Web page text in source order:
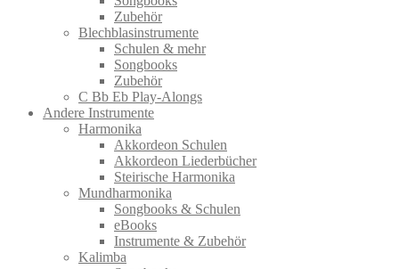
Zubehör
Blechblasinstrumente
Schulen & mehr
Songbooks
Zubehör
C Bb Eb Play-Alongs
Andere Instrumente
Harmonika
Akkordeon Schulen
Akkordeon Liederbücher
Steirische Harmonika
Mundharmonika
Songbooks & Schulen
eBooks
Instrumente & Zubehör
Kalimba